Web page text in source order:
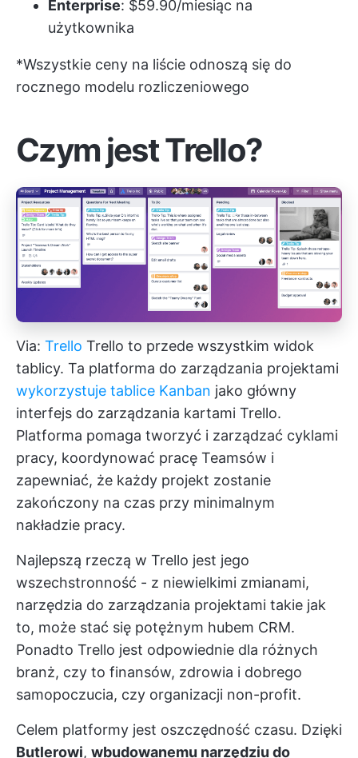
Enterprise: $59.90/miesiąc na
użytkownika
*Wszystkie ceny na liście odnoszą się do
rocznego modelu rozliczeniowego
Czym jest Trello?
Via: Trello Trello to przede wszystkim widok
tablicy. Ta platforma do zarządzania projektami
wykorzystuje tablice Kanban jako główny
interfejs do zarządzania kartami Trello.
Platforma pomaga tworzyć i zarządzać cyklami
pracy, koordynować pracę Teamsów i
zapewniać, że każdy projekt zostanie
zakończony na czas przy minimalnym
nakładzie pracy.
Najlepszą rzeczą w Trello jest jego
wszechstronność - z niewielkimi zmianami,
narzędzia do zarządzania projektami takie jak
to, może stać się potężnym hubem CRM.
Ponadto Trello jest odpowiednie dla różnych
branż, czy to finansów, zdrowia i dobrego
samopoczucia, czy organizacji non-profit.
Celem platformy jest oszczędność czasu. Dzięki
Butlerowi, wbudowanemu narzędziu do